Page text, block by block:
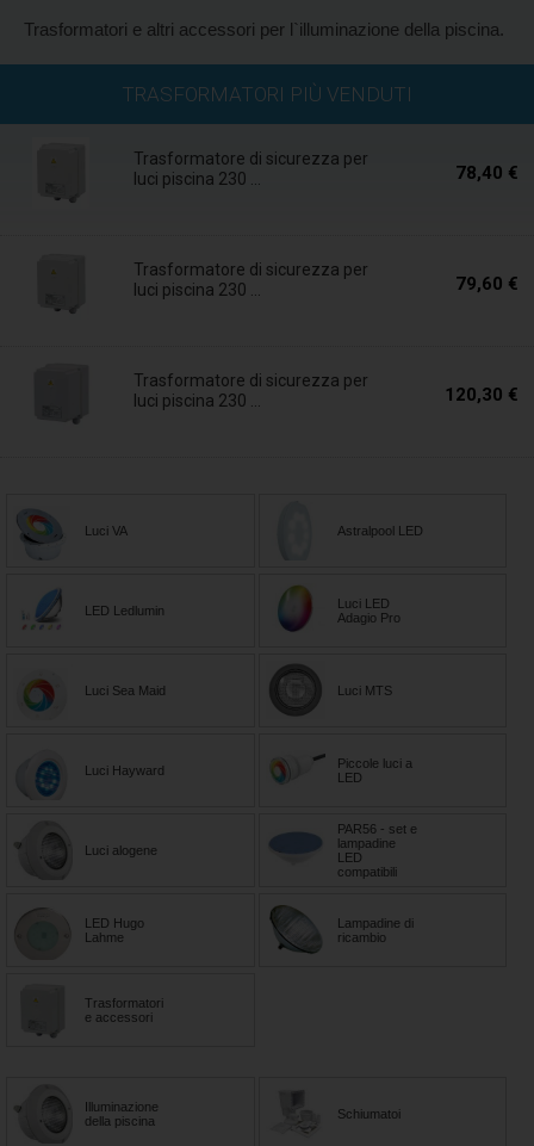
Trasformatori e altri accessori per l`illuminazione della piscina.
TRASFORMATORI PIÙ VENDUTI
Trasformatore di sicurezza per
luci piscina 230 ...
78,40 €
Entro 5 giorni
Trasformatore di sicurezza per
luci piscina 230 ...
79,60 €
Trasformatore di sicurezza per
luci piscina 230 ...
120,30 €
Luci VA Astralpool LED
LED Ledlumin
Luci LED
Adagio Pro
Luci Sea Maid Luci MTS
Luci Hayward
Piccole luci a
LED
Luci alogene
PAR56 - set e
lampadine
LED
compatibili
LED Hugo
Lahme
Lampadine di
ricambio
Trasformatori
e accessori
Illuminazione
della piscina
Schiumatoi